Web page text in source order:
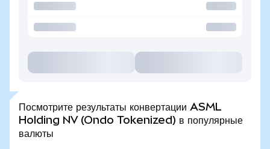
Посмотрите результаты конвертации ASML
Holding NV (Ondo Tokenized) в популярные
валюты